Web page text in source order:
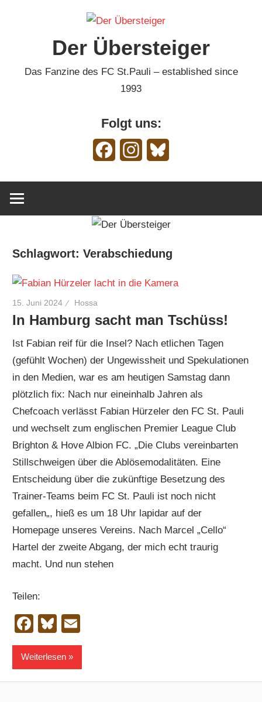
Der Übersteiger
Das Fanzine des FC St.Pauli – established since
1993
Folgt uns:
FacebookInstagram
Schlagwort:Verabschiedung
15. Juni 2024 Hossa
In Hamburg sacht man Tschüss!
Ist Fabian reif für die Insel? Nach etlichen Tagen
(gefühlt Wochen) der Ungewissheit und Spekulationen
in den Medien, war es am heutigen Samstag dann
plötzlich fix: Nach nur eineinhalb Jahren als
Chefcoach verlässt Fabian Hürzeler den FC St. Pauli
und wechselt zum englischen Premier League Club
Brighton & Hove Albion FC. „Die Clubs vereinbarten
Stillschweigen über die Ablösemodalitäten. Eine
Entscheidung über die zukünftige Besetzung des
Trainer-Teams beim FC St. Pauli ist noch nicht
gefallen„, hieß es um 18 Uhr lapidar auf der
Homepage unseres Vereins. Nach Marcel „Cello“
Hartel der zweite Abgang, der mich echt traurig
macht. Und nun stehen
Teilen:
Facebook
Bluesky
Weiterlesen